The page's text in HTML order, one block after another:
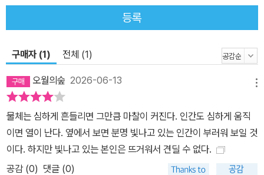
등록
구매자 (1) 전체 (1)
오월의숲 2026-06-13
물체는 심하게 흔들리면 그만큼 마찰이 커진다. 인간도 심하게 움직
이면 열이 난다. 옆에서 보면 분명 빛나고 있는 인간이 부러워 보일 것
이다. 하지만 빛나고 있는 본인은 뜨거워서 견딜 수 없다.
공감 (0) 댓글 (0)